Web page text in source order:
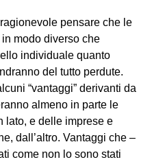
pensare che le
modo diverso che
individuale quanto
del tutto perdute.
“vantaggi” derivanti da
almeno in parte le
lato, e delle imprese e
dall’altro. Vantaggi che –
come non lo sono stati